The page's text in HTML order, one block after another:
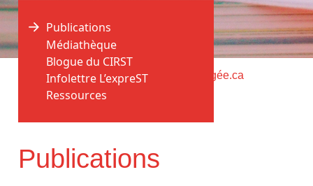
Accueil > Publications > Histoireengagée.ca
Publications
Publications
Médiathèque
Blogue du CIRST
Infolettre L’expreST
Ressources